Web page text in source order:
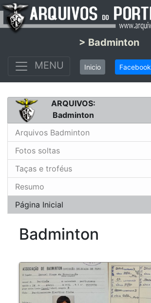
> Badminton
MENU
Inicio Facebook
ARQUIVOS:
Badminton
Arquivos Badminton
Fotos soltas
Taças e troféus
Resumo
Página Inicial
Badminton